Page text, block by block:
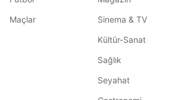
Maçlar
Sinema & TV
Kültür-Sanat
Sağlık
Seyahat